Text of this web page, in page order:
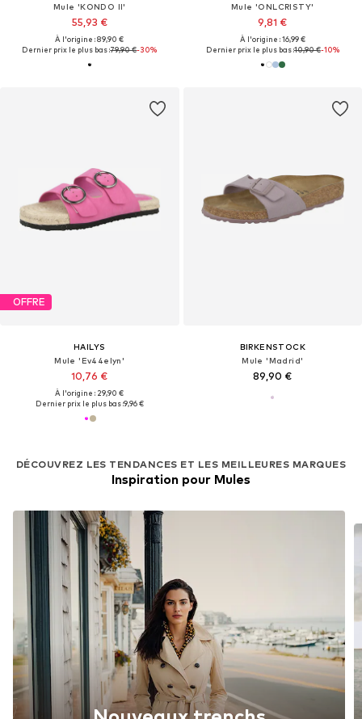
Mule 'KONDO II'
55,93 €
À l'origine : 89,90 €
Dernier prix le plus bas :79,90 €-30%
Mule 'ONLCRISTY'
9,81 €
À l'origine : 16,99 €
Dernier prix le plus bas :10,90 €-10%
OFFRE
HAILYS
Mule 'Ev44elyn'
10,76 €
À l'origine : 29,90 €
Dernier prix le plus bas :9,96 €
BIRKENSTOCK
Mule 'Madrid'
89,90 €
DÉCOUVREZ LES TENDANCES ET LES MEILLEURES MARQUES
Inspiration pour Mules